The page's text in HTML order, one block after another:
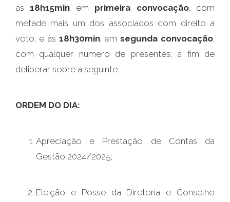
às18h15min em primeira convocação, com
metade mais um dos associados com direito a
voto, e às 18h30min, emsegunda convocação,
com qualquer número de presentes, a fim de
deliberar sobre a seguinte:
ORDEM DO DIA:
Apreciação e Prestação de Contas da
Gestão 2024/2025;
Eleição e Posse da Diretoria e Conselho